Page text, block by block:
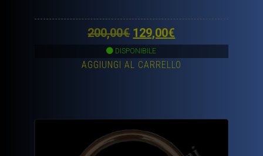
200,00€ Il
prezzo
originale
129,00€
attuale
DISPONIBILE
AGGIUNGI AL CARRELLO